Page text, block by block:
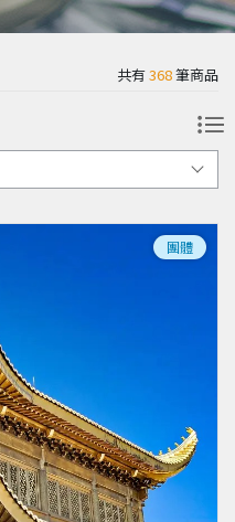
共有368筆商品
團體